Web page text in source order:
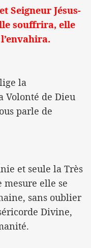
Seigneur Jésus-
souffrira, elle
la
Volonté de Dieu
parle de
et seule la Très
elle se
sans oublier
Divine,